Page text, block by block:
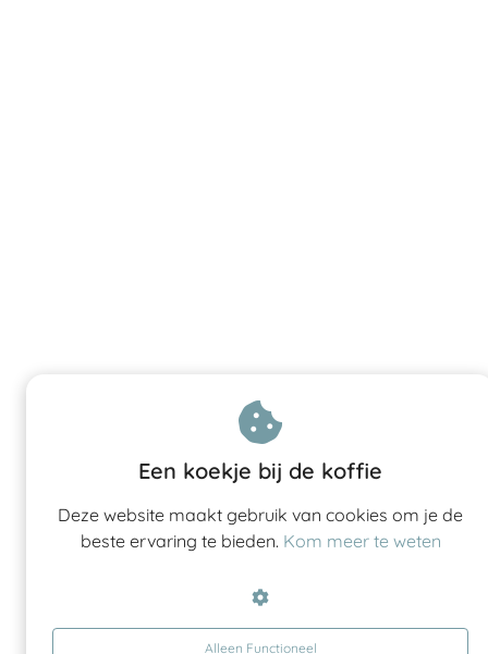
Een koekje bij de koffie
Deze website maakt gebruik van cookies om je de
beste ervaring te bieden. Kom meer te weten
Alleen Functioneel